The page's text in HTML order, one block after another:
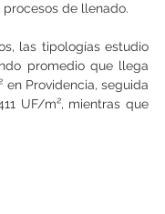
de llenado.
las tipologías estudio
promedio que llega
en Providencia, seguida
UF/m², mientras que